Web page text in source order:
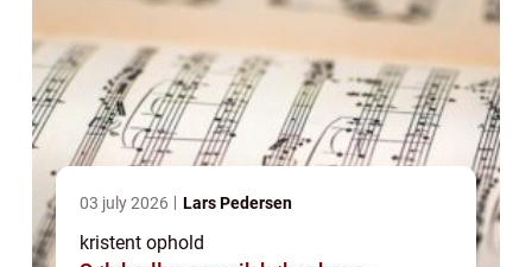
03 july 2026 Lars Pedersen
kristent ophold